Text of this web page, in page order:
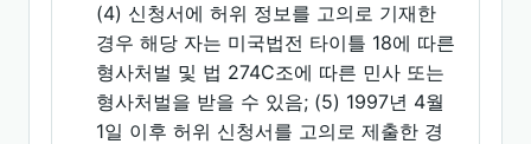
(4) 신청서에 허위 정보를 고의로 기재한
경우 해당 자는 미국법전 타이틀 18에 따른
형사처벌 및 법 274C조에 따른 민사 또는
형사처벌을 받을 수 있음; (5) 1997년 4월
1일 이후 허위 신청서를 고의로 제출한 경